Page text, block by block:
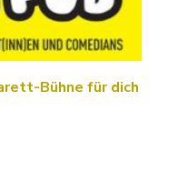
Bühne für dich